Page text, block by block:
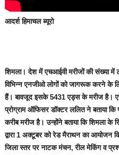
आदर्श हिमाचल ब्यूरो
शिमला। देश में एचआईवी मरीजों की संख्या में
विभिन्न एनजीओ लोगों को जागरूक करने के
हैं। बावजूद इसके 5431 एड्स के मरीज है।
प्रोग्राम ऑफिसर डॉक्टर ललित ने बताया
करीब मरीज है। उन्होंने बताया कि शिमला के
द्वारा 1 अक्टूबर को रेड मैराथन का आयोजन
जिला स्तर पर नाटक मंचन, रील मेकिंग व